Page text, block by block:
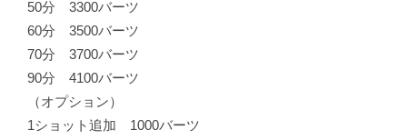
50分 3300バーツ
60分 3500バーツ
70分 3700バーツ
90分 4100バーツ
（オプション）
1ショット追加 1000バーツ